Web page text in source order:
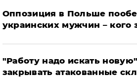
Оппозиция в Польше
украинских мужчин – кого
"Работу надо искать
закрывать атакованные